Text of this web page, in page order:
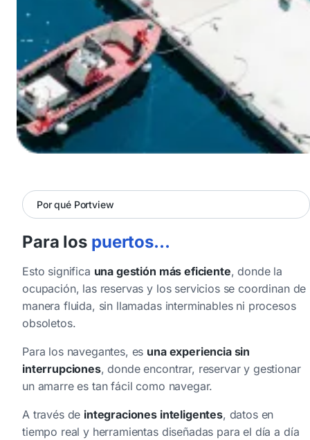
Por qué Portview
Para los puertos...
Esto significa una gestión más eficiente, donde la
ocupación, las reservas y los servicios se coordinan de
manera fluida, sin llamadas interminables ni procesos
obsoletos.
Para los navegantes, es una experiencia sin
interrupciones, donde encontrar, reservar y gestionar
un amarre es tan fácil como navegar.
A través de integraciones inteligentes, datos en
tiempo real y herramientas diseñadas para el día a día